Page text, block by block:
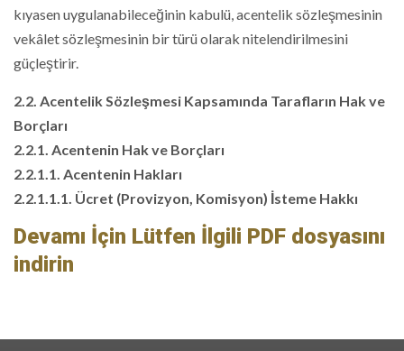
kıyasen uygulanabileceğinin kabulü, acentelik sözleşmesinin
vekâlet sözleşmesinin bir türü olarak nitelendirilmesini
güçleştirir.
2.2. Acentelik Sözleşmesi Kapsamında Tarafların Hak ve
Borçları
2.2.1. Acentenin Hak ve Borçları
2.2.1.1. Acentenin Hakları
2.2.1.1.1. Ücret (Provizyon, Komisyon) İsteme Hakkı
Devamı İçin Lütfen İlgili PDF dosyasını
indirin